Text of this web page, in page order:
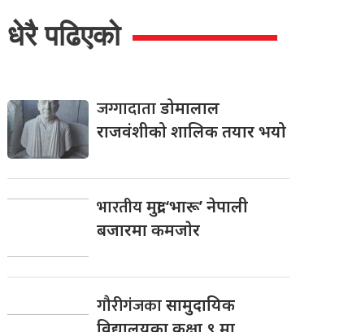
धेरै पढिएको
जग्गादाताडोमालाल
राजवंशीको शालिक तयार भयो
भारतीयमुद्रा ‘भारू’ नेपाली
बजारमा कमजाेर
गौरीगंजकासामुदायिक